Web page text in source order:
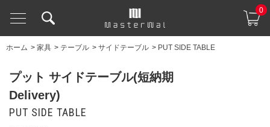
0
ホーム > 家具 > テーブル > サイドテーブル > PUT SIDE TABLE
プット サイドテーブル(短納期
Delivery)
PUT SIDE TABLE